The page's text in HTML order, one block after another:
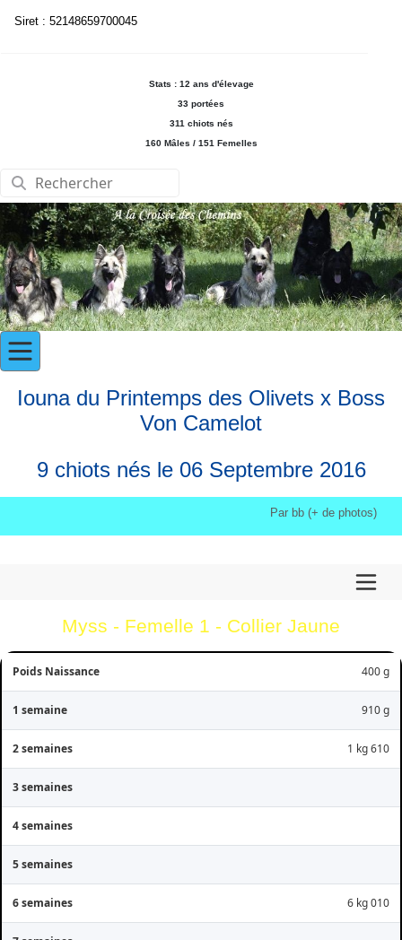
Siret : 52148659700045
Stats : 12 ans d'élevage
33 portées
311 chiots nés
160 Mâles / 151 Femelles
Iouna du Printemps des Olivets x Boss
Von Camelot
9 chiots nés le 06 Septembre 2016
Par bb (+ de photos)
Myss - Femelle 1 - Collier Jaune
400 g
910 g
1 kg 610
6 kg 010